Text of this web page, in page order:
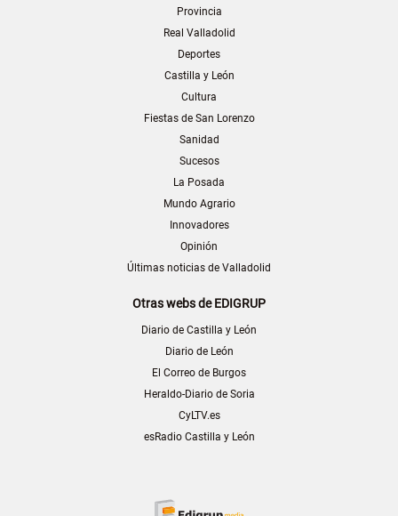
Provincia
Real Valladolid
Deportes
Castilla y León
Cultura
Fiestas de San Lorenzo
Sanidad
Sucesos
La Posada
Mundo Agrario
Innovadores
Opinión
Últimas noticias de Valladolid
Otras webs de EDIGRUP
Diario de Castilla y León
Diario de León
El Correo de Burgos
Heraldo-Diario de Soria
CyLTV.es
esRadio Castilla y León